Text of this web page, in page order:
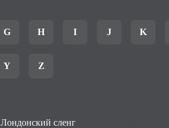
G H I J K
Y Z
Лондонский сленг